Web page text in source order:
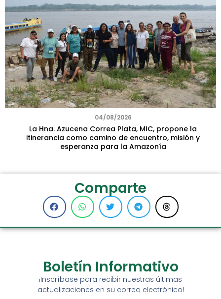
04/08/2026
La Hna. Azucena Correa Plata, MIC, propone la
itinerancia como camino de encuentro, misión y
esperanza para la Amazonía
Comparte
Boletín Informativo
¡Inscríbase para recibir nuestras últimas
actualizaciones en su correo electrónico!